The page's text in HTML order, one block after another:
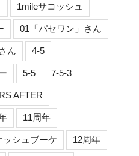
1mileサコッシュ
01「パセワン」さん
ん 4-5
5-5 7-5-3
AFTER
11周年
ッシュブーケ 12周年